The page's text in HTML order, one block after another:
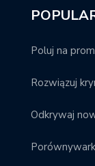
Poluj na
Rozwiązuj
Odkrywaj